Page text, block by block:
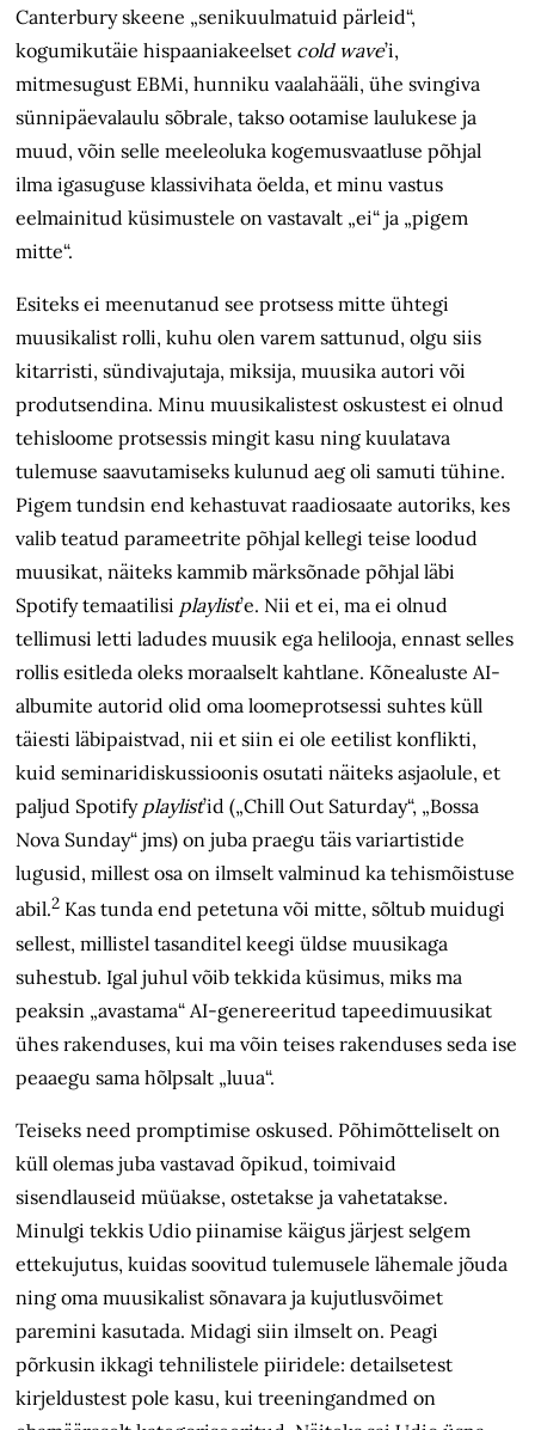
Canterbury skeene „senikuulmatuid pärleid“,
kogumikutäie hispaaniakeelset cold wave’i,
mitmesugust EBMi, hunniku vaalahääli, ühe svingiva
sünnipäevalaulu sõbrale, takso ootamise laulukese ja
muud, võin selle meeleoluka kogemusvaatluse põhjal
ilma igasuguse klassivihata öelda, et minu vastus
eelmainitud küsimustele on vastavalt „ei“ ja „pigem
mitte“.
Esiteks ei meenutanud see protsess mitte ühtegi
muusikalist rolli, kuhu olen varem sattunud, olgu siis
kitarristi, sündi­vajutaja, miksija, muusika autori või
produtsendina. Minu muusikalistest oskustest ei olnud
tehisloome protsessis mingit kasu ning kuulatava
tulemuse saavutamiseks kulunud aeg oli samuti tühine.
Pigem tundsin end kehastuvat raadiosaate autoriks, kes
valib teatud parameetrite põhjal kellegi teise loodud
muusikat, näiteks kammib märksõnade põhjal läbi
Spotify temaatilisi playlist’e. Nii et ei, ma ei olnud
tellimusi letti ladudes muusik ega helilooja, ennast selles
rollis esitleda oleks moraalselt kahtlane. Kõnealuste AI-
albumite autorid olid oma loomeprotsessi suhtes küll
täiesti läbipaistvad, nii et siin ei ole eetilist kon­flikti,
kuid seminaridiskussioonis osutati näiteks asjaolule, et
paljud Spotify playlist’id („Chill Out Saturday“, „Bossa
Nova Sunday“ jms) on juba praegu täis variartistide
lugusid, millest osa on ilmselt valminud ka tehismõistuse
abil.2 Kas tunda end petetuna või mitte, sõltub muidugi
sellest, millistel tasanditel keegi üldse muusikaga
suhestub. Igal juhul võib tekkida küsimus, miks ma
peaksin „avastama“ AI-genereeritud tapeedimuusikat
ühes rakenduses, kui ma võin teises rakenduses seda ise
peaaegu sama hõlpsalt „luua“.
Teiseks need promptimise oskused. Põhimõtteliselt on
küll olemas juba vastavad õpikud, toimivaid
sisendlauseid müüakse, ostetakse ja vahetatakse.
Minulgi tekkis Udio piinamise käigus järjest selgem
ettekujutus, kuidas soovitud tulemusele lähemale jõuda
ning oma muusikalist sõnavara ja kujutlusvõimet
paremini kasutada. Midagi siin ilmselt on. Peagi
põrkusin ikkagi tehnilistele piiridele: detailsetest
kirjeldustest pole kasu, kui treeningandmed on